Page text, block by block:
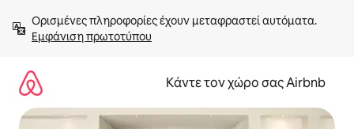
στο
περιεχόμενοΕμφάνιση πρωτοτύπου
Κάντε τον χώρο σας Airbnb